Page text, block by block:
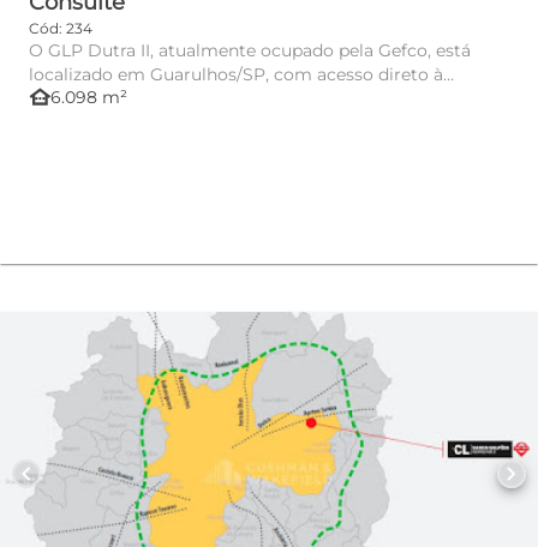
Cód: 234
O GLP Dutra II, atualmente ocupado pela Gefco, está
localizado em Guarulhos/SP, com acesso direto à
Rodovia Presidente...
other_houses6.098 m²
chevron_left chevron_right